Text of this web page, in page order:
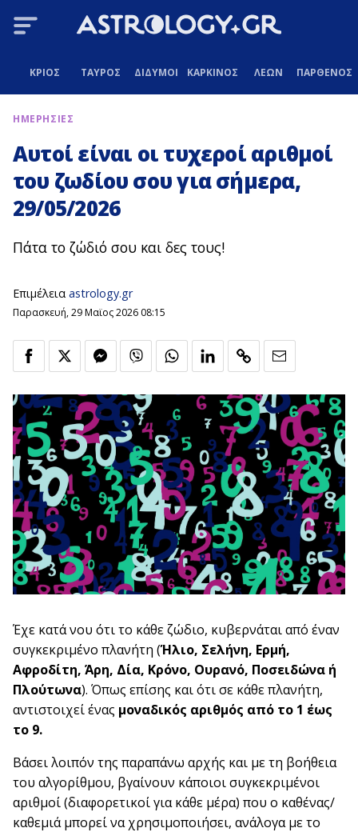
ΚΡΙΟΣ ΤΑΥΡΟΣ ΔΙΔΥΜΟΙ ΚΑΡΚΙΝΟΣ ΛΕΩΝ ΠΑΡΘΕΝΟΣ
ΗΜΕΡΗΣΙΕΣ
Αυτοί είναι οι τυχεροί αριθμοί
του ζωδίου σου για σήμερα,
29/05/2026
Πάτα το ζώδιό σου και δες τους!
Επιμέλεια astrology.gr
Παρασκευή, 29 Μαϊος 2026 08:15
Έχε κατά νου ότι το κάθε ζώδιο, κυβερνάται από έναν
συγκεκριμένο πλανήτη (Ήλιο, Σελήνη, Ερμή,
Αφροδίτη, Άρη, Δία, Κρόνο, Ουρανό, Ποσειδώνα ή
Πλούτωνα). Όπως επίσης και ότι σε κάθε πλανήτη,
αντιστοιχεί ένας μοναδικός αριθμός από το 1 έως
το 9.
Βάσει λοιπόν της παραπάνω αρχής και με τη βοήθεια
του αλγορίθμου, βγαίνουν κάποιοι συγκεκριμένοι
αριθμοί (διαφορετικοί για κάθε μέρα) που ο καθένας/
καθεμιά μπορεί να χρησιμοποιήσει, ανάλογα με το